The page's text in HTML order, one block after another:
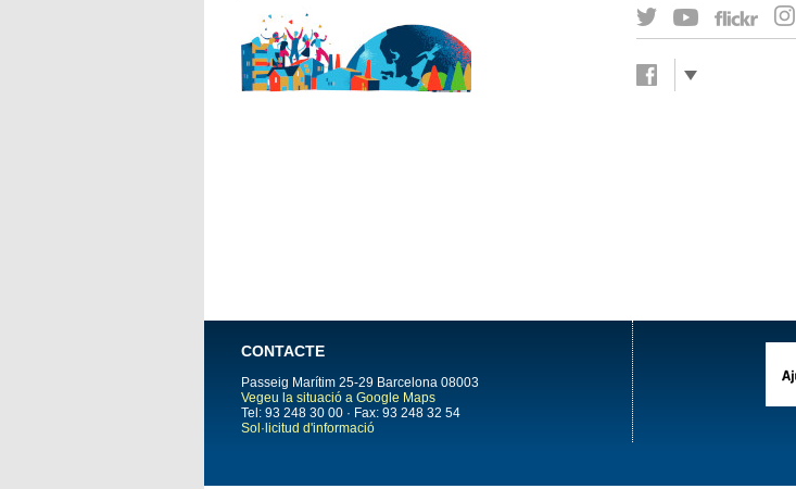
CONTACTE
Passeig Marítim 25-29 Barcelona 08003
Vegeu la situació a Google Maps
Tel: 93 248 30 00 · Fax: 93 248 32 54
Sol·licitud d'informació